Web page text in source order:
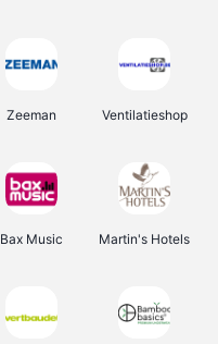
Zeeman Ventilatieshop
Bax Music Martin's Hotels